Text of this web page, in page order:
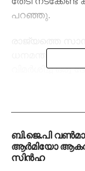
പറഞ്ഞു.
ധനമന്ത്രി
വിമര്‍ശിച്ച്
എഴുതിയ
UP NEXT
റിയല്‍
ബി.ജെ.പി
ആര്‍മിയോ
സിന്‍ഹ